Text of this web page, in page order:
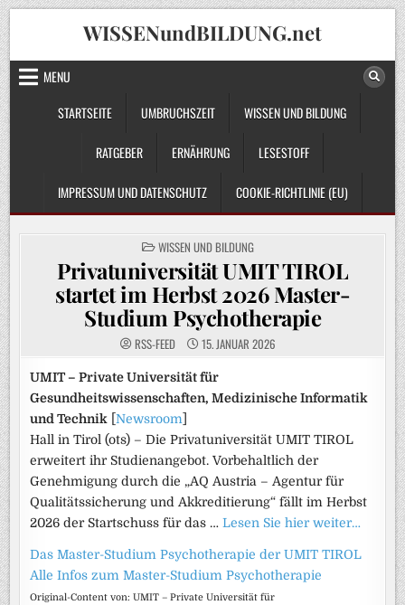
Skip
to
content
WISSENundBILDUNG.net
MENU
STARTSEITE
UMBRUCHSZEIT WISSEN UND BILDUNG
RATGEBER ERNÄHRUNG LESESTOFF
IMPRESSUM UND DATENSCHUTZ COOKIE-RICHTLINIE (EU)
POSTED
IN
WISSEN UND BILDUNG
Privatuniversität UMIT TIROL
startet im Herbst 2026 Master-
Studium Psychotherapie
RSS-FEED 15. JANUAR 2026
UMIT – Private Universität für
Gesundheitswissenschaften, Medizinische Informatik
und Technik [Newsroom
Hall in Tirol (ots) – Die Privatuniversität UMIT TIROL
erweitert ihr Studienangebot. Vorbehaltlich der
Genehmigung durch die „AQ Austria – Agentur für
Qualitätssicherung und Akkreditierung“ fällt im Herbst
2026 der Startschuss für das …Lesen Sie hier weiter…
Das Master-Studium Psychotherapie der UMIT TIROL
Alle Infos zum Master-Studium Psychotherapie
Original-Content von: UMIT – Private Universität für